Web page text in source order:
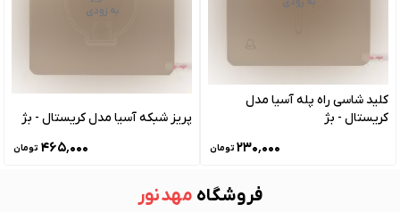
کلید شاسی راه پله آسیا مدل
کریستال - بژ
۲۳۰٬۰۰۰ تومان
به زودی
پریز شبکه آسیا مدل کریستال - بژ
۴۶۵٬۰۰۰ تومان
فروشگاه مهد نور